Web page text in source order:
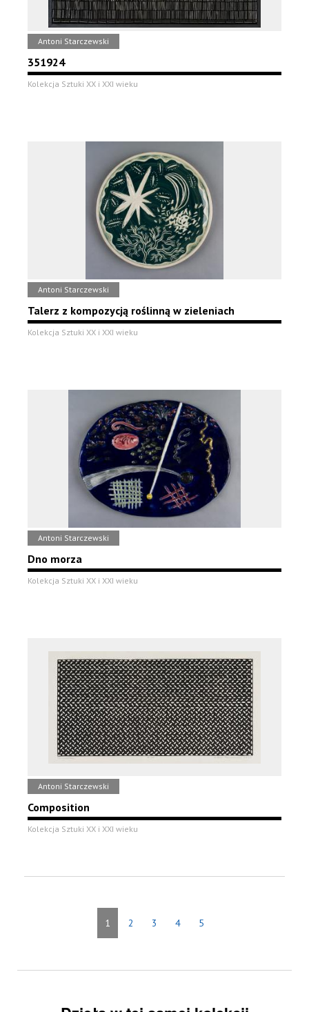
Antoni Starczewski
351924
Kolekcja Sztuki XX i XXI wieku
Antoni Starczewski
Talerz z kompozycją roślinną w zieleniach
Kolekcja Sztuki XX i XXI wieku
Antoni Starczewski
Dno morza
Kolekcja Sztuki XX i XXI wieku
Antoni Starczewski
Composition
Kolekcja Sztuki XX i XXI wieku
1 2 3 4 5